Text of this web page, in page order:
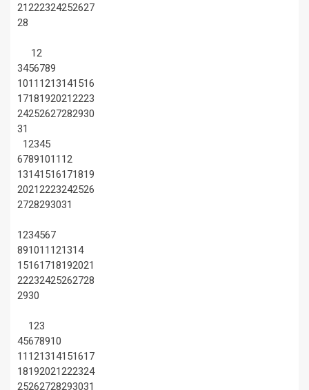
21222324252627
28
12
3456789
1011 1213141516
17181920212223
24252627282930
31
12345
67891011 12
13141516171819
20212223242526
2728293031
1234567
891011 121314
15161718192021
22232425262728
2930
123
45678910
11 121314151617
18192021222324
25262728293031